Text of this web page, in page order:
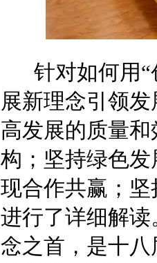
针对如何用“
展新理念引领
高发展的质量
构；坚持绿色
现合作共赢；
进行了详细解
念之首，是十